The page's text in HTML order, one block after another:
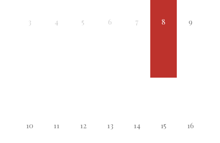
3 4 5 6 7 8 9
10 11 12 13 14 15 16